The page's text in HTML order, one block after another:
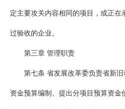
定主要攻关内容相同的项目，或正在
过验收的企业。
第三章 管理职责
第七条 省发展改革委负责省新
资金预算编制、提出分项目预算资金